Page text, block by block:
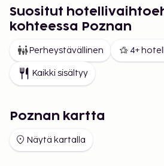
oma filharmoninen orkesteri,
baletti. Myös
kunnostettu entinen
Shopping Mall, jossa on yli 200
Vanhassakaupungissa on monia
kotimaassa.
Suositut
kohteessa Poznan
Perheystävällinen 4+
Kaikki sisältyy
Poznan kartta
Näytä kartalla